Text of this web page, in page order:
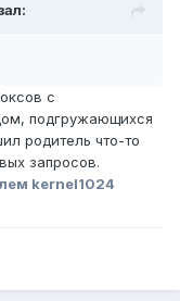
с
подгружающихся
родитель что-то
запросов.
kernel1024